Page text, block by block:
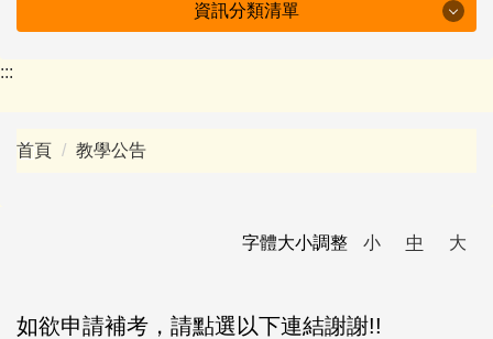
資訊分類清單
會議紀錄
:::
首頁 教學公告
字體大小調整 小 中 大
如欲申請補考，請點選以下連結謝謝!!